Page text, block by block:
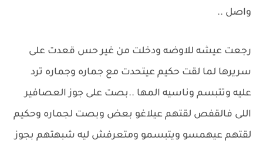
واصل ..
رجعت عيشه للاوضه ودخلت من غير حس قعدت على
سريرها لما لقت حكيم عيتحدت مع جماره وجماره ترد
عليه وتتبسم وناسيه المها ..بصت على جوز العصافير
اللى فالقفص لقتهم عيلاغو بعض وبصت لجماره وحكيم
لقتهم عيهمسو ويتبسمو ومتعرفش ليه شبهتهم بجوز